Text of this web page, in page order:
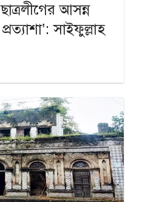
আসন্ন
সাইফুল্লাহ